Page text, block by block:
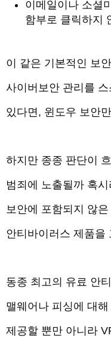
이메일이나 소셜
함부로 클릭하지
이 같은 기본적인 보
사이버보안 관리를
있다면, 윈도우 보안
하지만 종종 판단이
범죄에 노출될까 혹
보안에 포함되지 않
안티바이러스 제품을
동종 최고의 유료 안
맬웨어나 피싱에 대
제공할 뿐만 아니라